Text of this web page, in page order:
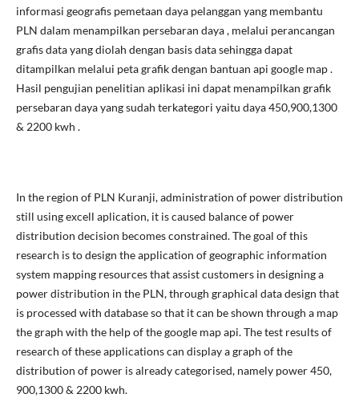
informasi geografis pemetaan daya pelanggan yang membantu
PLN dalam menampilkan persebaran daya , melalui perancangan
grafis data yang diolah dengan basis data sehingga dapat
ditampilkan melalui peta grafik dengan bantuan api google map .
Hasil pengujian penelitian aplikasi ini dapat menampilkan grafik
persebaran daya yang sudah terkategori yaitu daya 450,900,1300
& 2200 kwh .
In the region of PLN Kuranji, administration of power distribution
still using excell aplication, it is caused balance of power
distribution decision becomes constrained. The goal of this
research is to design the application of geographic information
system mapping resources that assist customers in designing a
power distribution in the PLN, through graphical data design that
is processed with database so that it can be shown through a map
the graph with the help of the google map api. The test results of
research of these applications can display a graph of the
distribution of power is already categorised, namely power 450,
900,1300 & 2200 kwh.